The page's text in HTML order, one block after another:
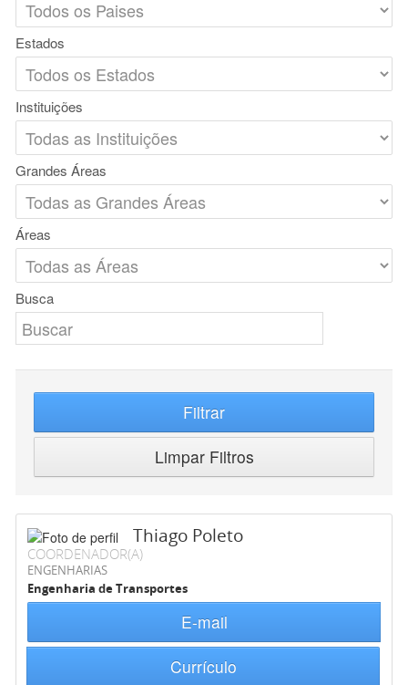
Estados
Instituições
Grandes Áreas
Áreas
Busca
Filtrar
Limpar Filtros
Thiago Poleto
COORDENADOR(A)
ENGENHARIAS
Engenharia de Transportes
E-mail
Currículo